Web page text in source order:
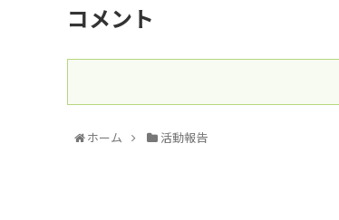
コメント
ホーム 活動報告